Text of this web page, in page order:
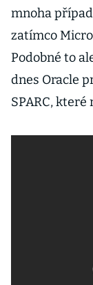
mnoha
zatímco
Podobné to
dnes Oracle
SPARC,